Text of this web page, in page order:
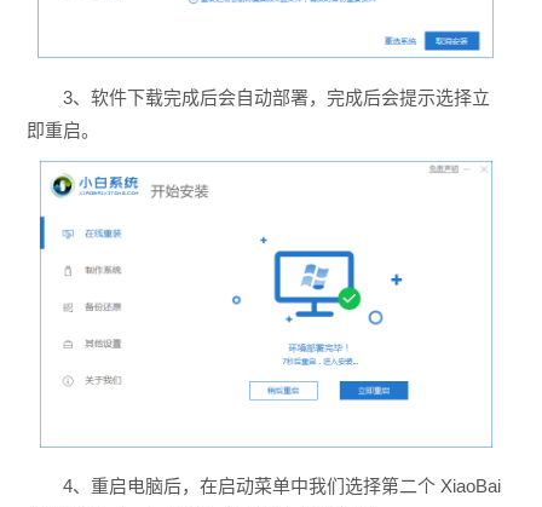
3、软件下载完成后会自动部署，完成后会提示选择立
即重启。
4、重启电脑后，在启动菜单中我们选择第二个 XiaoBai